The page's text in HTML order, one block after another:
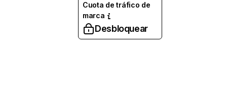
Cuota de tráfico de
marca
Desbloquear